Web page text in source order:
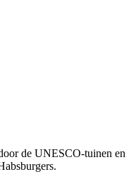
de UNESCO-tuinen en